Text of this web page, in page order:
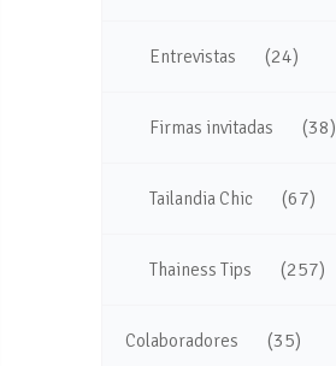
Entrevistas (24)
Firmas invitadas (38)
Tailandia Chic (67)
Thainess Tips (257)
Colaboradores (35)